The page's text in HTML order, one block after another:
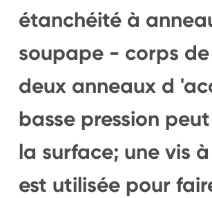
étanchéité à
soupape - corps
deux anneaux d
basse pression
la surface; une vis
est utilisée pour